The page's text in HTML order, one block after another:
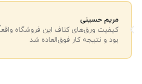
مریم حسینی
کیفیت ورق‌های کناف این فروشگاه
بود و نتیجه کار فوق‌العاده شد